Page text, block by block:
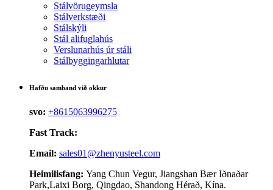
Stálvörugeymsla
Stálverkstæði
Stálskýli
Stál alifuglahús
Verslunarhús úr stáli
Stálbyggingarhlutar
Hafðu samband við okkur
svo: +8615063996275
Fast Track:
Email: sales01@zhenyusteel.com
Heimilisfang: Yang Chun Vegur, Jiangshan Bær Iðnaðar
Park,Laixi Borg, Qingdao, Shandong Hérað, Kína.